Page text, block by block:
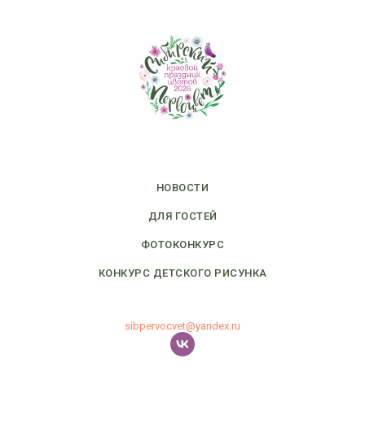
НОВОСТИ
ДЛЯ ГОСТЕЙ
ФОТОКОНКУРС
КОНКУРС ДЕТСКОГО РИСУНКА
sibpervocvet@yandex.ru